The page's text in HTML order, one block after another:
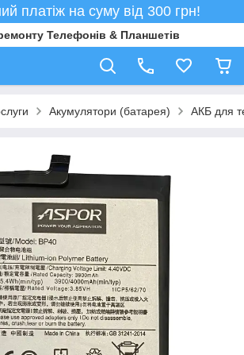
платіж на суму від 300 грн!
Телефонів & Планшетів
Акумулятори (батарея) АКБ для